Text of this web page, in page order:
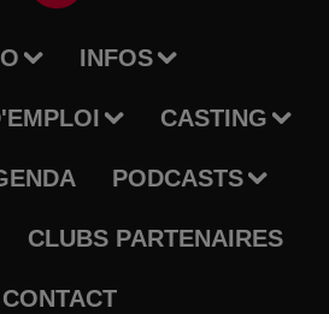
INFOS
CASTING
PODCASTS
CLUBS PARTENAIRES
CONTACT